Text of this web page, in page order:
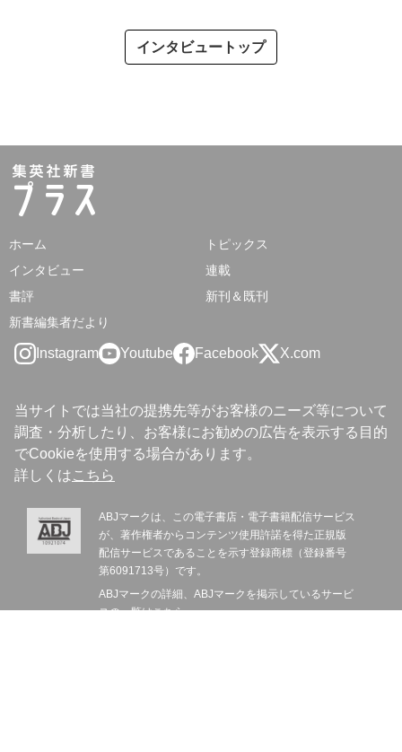
インタビュートップ
ホーム
トピックス
インタビュー
連載
書評
新刊＆既刊
新書編集者だより
Instagram Youtube Facebook X.com
当サイトでは当社の提携先等がお客様のニーズ等について
調査・分析したり、お客様にお勧めの広告を表示する目的
でCookieを使用する場合があります。
詳しくはこちら
ABJマークは、この電子書店・電子書籍配信サービス
が、著作権者からコンテンツ使用許諾を得た正規版
配信サービスであることを示す登録商標（登録番号
第6091713号）です。
ABJマークの詳細、ABJマークを掲示しているサービ
スの一覧はこちら